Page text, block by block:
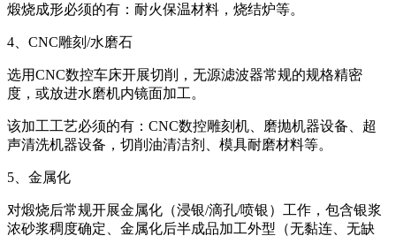
煅烧成形必须的有：耐火保温材料，烧结炉等。
4、CNC雕刻/水磨石
选用CNC数控车床开展切削，无源滤波器常规的规格精密
度，或放进水磨机内镜面加工。
该加工工艺必须的有：CNC数控雕刻机、磨抛机器设备、超
声清洗机器设备，切削油清洁剂、模具耐磨材料等。
5、金属化
对煅烧后常规开展金属化（浸银/滴孔/喷银）工作，包含银浆
浓砂浆稠度确定、金属化后半成品加工外型（无黏连、无缺